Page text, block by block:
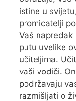
istine u
promicatelji
Vaš napredak
putu uvelike
učiteljima.
vaši vodiči.
podržavaju
razmišljati o